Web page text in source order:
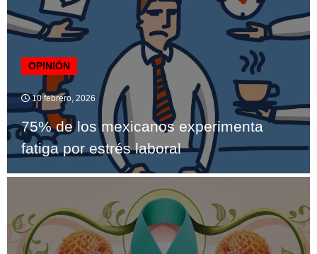
OPINIÓN
10 febrero, 2026
75% de los mexicanos experimenta
fatiga por estrés laboral